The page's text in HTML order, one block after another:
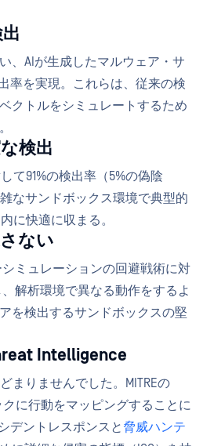
、AIが生成したマルウェア・サ
率を実現。これらは、従来の検
クトルをシミュレートするため
検出
て91%の検出率（5%の偽陰
なサンドボックス環境で典型的
に快適に収まる。
ない
ミュレーションの回避戦術に対
解析環境で異なる動作をするよ
を検出するサンドボックスの堅
Intelligence
まりませんでした。MITREの
クに行動をマッピングすることに
デントレスポンスと 脅威ハンテ